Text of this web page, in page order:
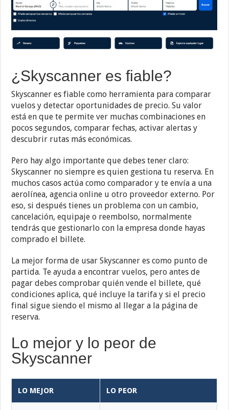
¿Skyscanner es fiable?
Skyscanner es fiable como herramienta para comparar
vuelos y detectar oportunidades de precio. Su valor
está en que te permite ver muchas combinaciones en
pocos segundos, comparar fechas, activar alertas y
descubrir rutas más económicas.
Pero hay algo importante que debes tener claro:
Skyscanner no siempre es quien gestiona tu reserva. En
muchos casos actúa como comparador y te envía a una
aerolínea, agencia online u otro proveedor externo. Por
eso, si después tienes un problema con un cambio,
cancelación, equipaje o reembolso, normalmente
tendrás que gestionarlo con la empresa donde hayas
comprado el billete.
La mejor forma de usar Skyscanner es como punto de
partida. Te ayuda a encontrar vuelos, pero antes de
pagar debes comprobar quién vende el billete, qué
condiciones aplica, qué incluye la tarifa y si el precio
final sigue siendo el mismo al llegar a la página de
reserva.
Lo mejor y lo peor de
Skyscanner
LO MEJOR LO PEOR